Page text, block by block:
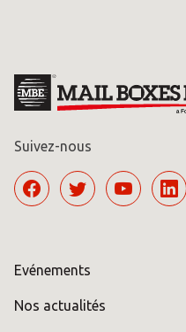
Suivez-nous
Evénements
Nos actualités